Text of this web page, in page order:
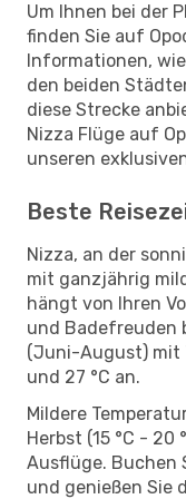
Um Ihnen bei der
finden Sie auf
Informationen,
den beiden
diese Strecke
Nizza Flüge auf
unseren
Beste
Nizza, an der
mit ganzjährig
hängt von Ihren
und Badefreuden
(Juni-August) mit
und 27 °C an.
Mildere
Herbst (15 °C -
Ausflüge. Buchen
und genießen Sie